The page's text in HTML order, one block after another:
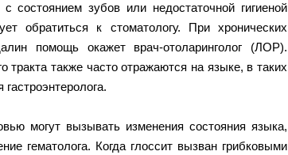
состоянием зубов или недостаточной гигиеной
обратиться к стоматологу. При хронических
помощь окажет врач-отоларинголог (ЛОР).
тракта также часто отражаются на языке, в таких
могут вызывать изменения состояния языка,
гематолога. Когда глоссит вызван грибковыми